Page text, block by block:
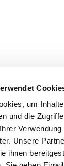
um
und die
Unsere
ihnen